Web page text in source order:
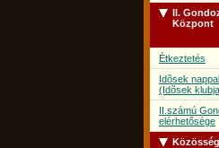
II.
Központ
Étkeztetés
Idõsek
(Idõsek
II.számú
elérhetősége